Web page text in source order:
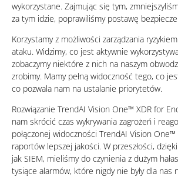
wykorzystane. Zajmując się tym,
za tym idzie, poprawiliśmy postawę
Korzystamy z możliwości zarządzania
ataku. Widzimy, co jest aktywnie
zobaczymy niektóre z nich na naszym
zrobimy. Mamy pełną widoczność tego, co
co pozwala nam na ustalanie priorytetów.
Rozwiązanie TrendAI Vision One™ XDR for
nam skrócić czas wykrywania zagrożeń i
połączonej widoczności TrendAI Vision
raportów lepszej jakości. W przeszłości,
jak SIEM, mieliśmy do czynienia z dużym
tysiące alarmów, które nigdy nie były dla nas